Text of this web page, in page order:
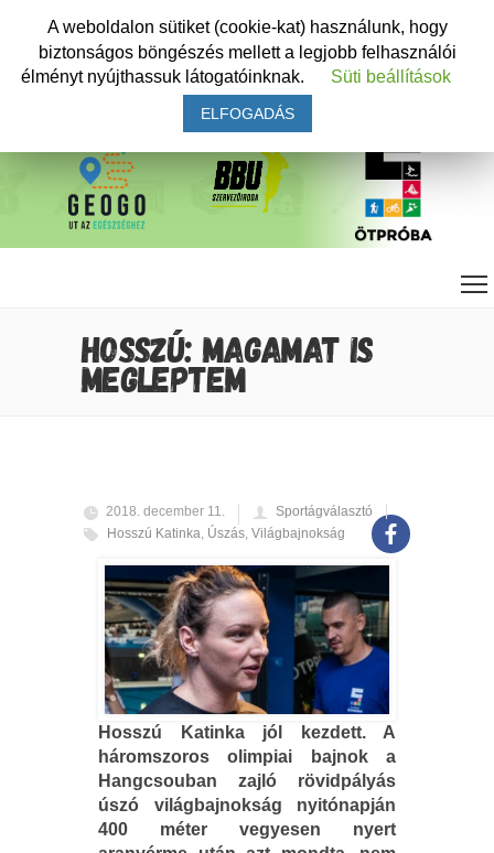
HOSSZÚ: MAGAMAT IS
MEGLEPTEM
2018. december 11.
Sportágválasztó
Hosszú Katinka, Úszás, Világbajnokság
Hosszú Katinka jól kezdett. A
háromszoros olimpiai bajnok a
Hangcsouban zajló rövidpályás
úszó világbajnokság nyitónapján
400 méter vegyesen nyert
A weboldalon sütiket (cookie-kat) használunk, hogy
biztonságos böngészés mellett a legjobb felhasználói
élményt nyújthassuk látogatóinknak.
Süti beállítások
ELFOGADÁS